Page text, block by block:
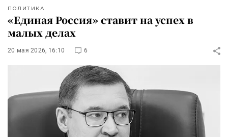
ПОЛИТИКА
«Единая Россия» ставит на успех в
малых делах
20 мая 2026, 16:10 6